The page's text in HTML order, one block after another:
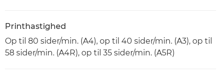
Printhastighed
Op til 80 sider/min. (A4), op til 40 sider/min. (A3), op til
58 sider/min. (A4R), op til 35 sider/min. (A5R)